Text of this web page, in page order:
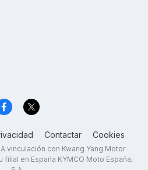
Contactar Cookies
vinculación con Kwang Yang Motor
filial en España KYMCO Moto España,